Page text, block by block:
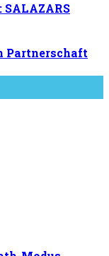
SALAZARS
Partnerschaft